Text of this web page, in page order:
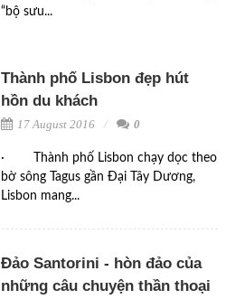
“bộ sưu...
Thành phố Lisbon đẹp hút
hồn du khách
17 August 2016 0
· Thành phố Lisbon chạy dọc theo
bờ sông Tagus gần Đại Tây Dương,
Lisbon mang...
Đảo Santorini - hòn đảo của
những câu chuyện thần thoại